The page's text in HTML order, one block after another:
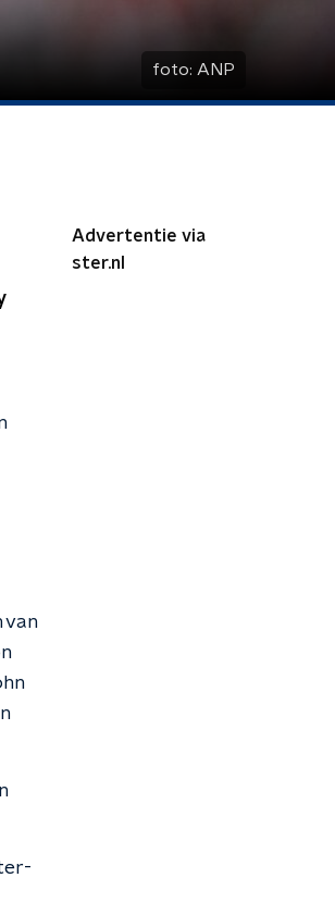
foto: ANP
van
Advertentie via
ster.nl